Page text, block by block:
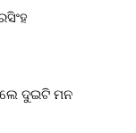
ଦୁଇଟି ମନ